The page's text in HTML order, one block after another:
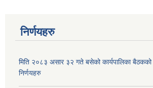
निर्णयहरु
मिति २०८३ असार ३२ गते बसेको कार्यपालिका बैठकको
निर्णयहरु